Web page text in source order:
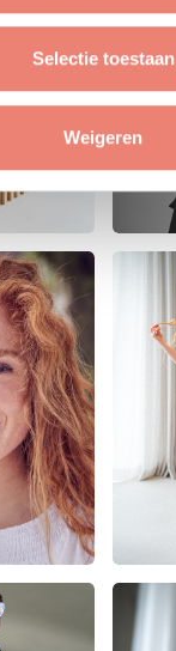
Selectie toestaan
Weigeren